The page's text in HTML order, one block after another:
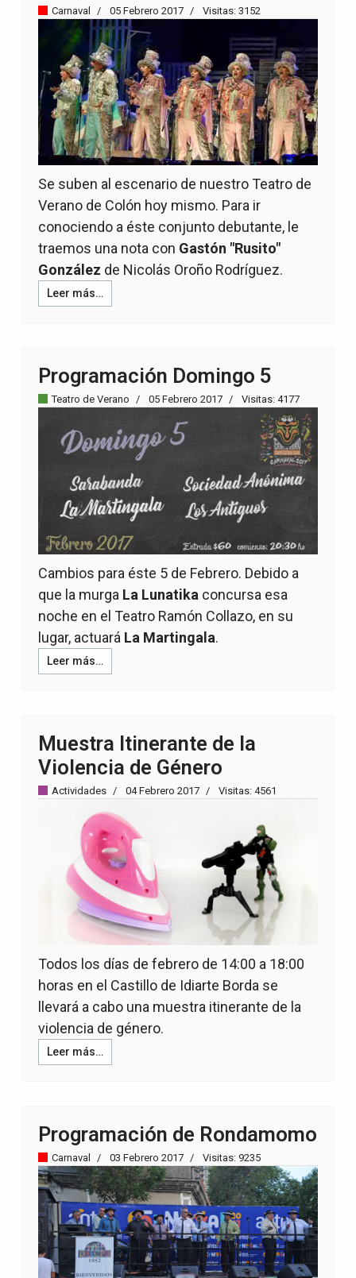
Carnaval 05 Febrero 2017 Visitas: 3152
Se suben al escenario de nuestro Teatro de
Verano de Colón hoy mismo. Para ir
conociendo a éste conjunto debutante, le
traemos una nota con Gastón "Rusito"
González de Nicolás Oroño Rodríguez.
Leer más…
Programación Domingo 5
Teatro de Verano 05 Febrero 2017 Visitas: 4177
Cambios para éste 5 de Febrero. Debido a
que la murga La Lunatika concursa esa
noche en el Teatro Ramón Collazo, en su
lugar, actuará La Martingala.
Leer más…
Muestra Itinerante de la
Violencia de Género
Actividades 04 Febrero 2017 Visitas: 4561
Todos los días de febrero de 14:00 a 18:00
horas en el Castillo de Idiarte Borda se
llevará a cabo una muestra itinerante de la
violencia de género.
Leer más…
Programación de Rondamomo
Carnaval 03 Febrero 2017 Visitas: 9235